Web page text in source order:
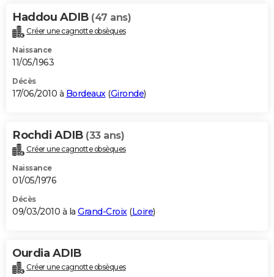
Haddou ADIB (47 ans)
Créer une cagnotte obsèques
Naissance
11/05/1963
Décès
17/06/2010 à Bordeaux(Gironde)
Rochdi ADIB (33 ans)
Créer une cagnotte obsèques
Naissance
01/05/1976
Décès
09/03/2010 à la Grand-Croix(Loire)
Ourdia ADIB
Créer une cagnotte obsèques